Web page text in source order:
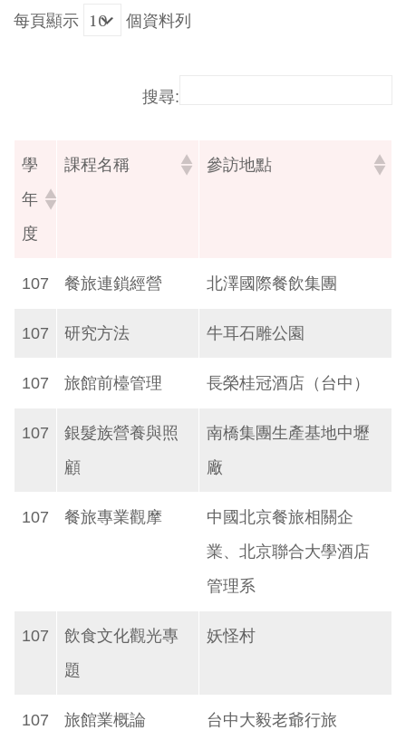
每頁顯示 個資料列
搜尋:
學
年
度
課程名稱 參訪地點
107 餐旅連鎖經營 北澤國際餐飲集團
107 研究方法 牛耳石雕公園
107 旅館前檯管理 長榮桂冠酒店（台中）
107
銀髮族營養與照
顧
南橋集團生產基地中壢
廠
107 餐旅專業觀摩
中國北京餐旅相關企
業、北京聯合大學酒店
管理系
107
飲食文化觀光專
題
妖怪村
107 旅館業概論 台中大毅老爺行旅